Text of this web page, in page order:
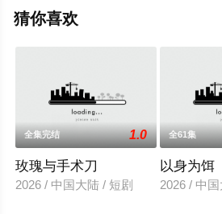
剧情网等平台了解。
猜你喜欢
全集完结 1.0
玫瑰与手术刀
2026 / 中国大陆 / 短剧
全61集
以身为饵
2026 / 中